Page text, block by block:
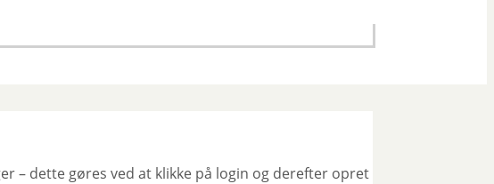
– dette gøres ved at klikke på login og derefter opret